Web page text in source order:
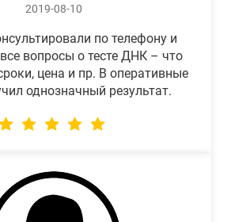
2019-08-10
по телефону и
вопросы о тесте ДНК – что
цена и пр. В оперативные
однозначный результат.